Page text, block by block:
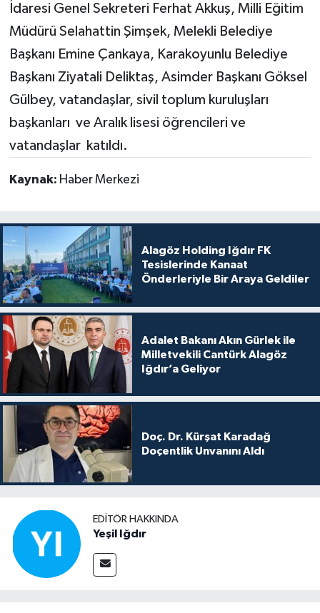
İdaresi Genel Sekreteri Ferhat Akkuş, Milli Eğitim
Müdürü Selahattin Şimşek, Melekli Belediye
Başkanı Emine Çankaya, Karakoyunlu Belediye
Başkanı Ziyatali Deliktaş, Asimder Başkanı Göksel
Gülbey, vatandaşlar, sivil toplum kuruluşları
başkanları ve Aralık lisesi öğrencileri ve
vatandaşlar katıldı.
Kaynak: Haber Merkezi
Alagöz Holding Iğdır FK
Tesislerinde Kanaat
Önderleriyle Bir Araya Geldiler
Adalet Bakanı Akın Gürlek ile
Milletvekili Cantürk Alagöz
Iğdır’a Geliyor
Doç. Dr. Kürşat Karadağ
Doçentlik Unvanını Aldı
EDITÖR HAKKINDA
Yeşil Iğdır